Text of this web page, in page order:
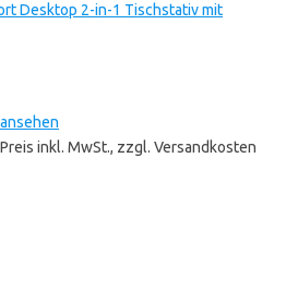
Desktop 2-in-1 Tischstativ mit
Preis inkl. MwSt., zzgl. Versandkosten